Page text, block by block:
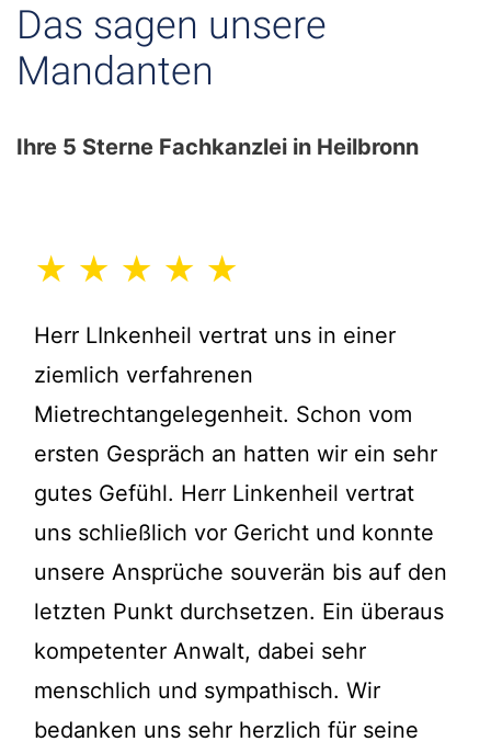
Das sagen unsere
Mandanten
Ihre 5 Sterne Fachkanzlei in Heilbronn
★ ★ ★ ★ ★
Herr LInkenheil vertrat uns in einer
ziemlich verfahrenen
Mietrechtangelegenheit. Schon vom
ersten Gespräch an hatten wir ein sehr
gutes Gefühl. Herr Linkenheil vertrat
uns schließlich vor Gericht und konnte
unsere Ansprüche souverän bis auf den
letzten Punkt durchsetzen. Ein überaus
kompetenter Anwalt, dabei sehr
menschlich und sympathisch. Wir
bedanken uns sehr herzlich für seine